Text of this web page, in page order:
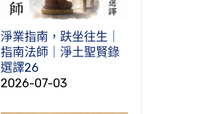
淨業指南，趺坐往生｜
指南法師｜淨土聖賢錄
選譯26
2026-07-03